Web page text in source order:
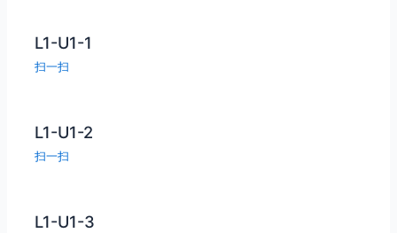
L1-U1-1
扫一扫
L1-U1-2
扫一扫
L1-U1-3